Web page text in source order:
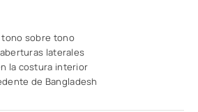
tono sobre tono
laterales
la costura interior
de Bangladesh